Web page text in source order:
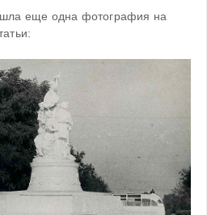
еще одна фотография на